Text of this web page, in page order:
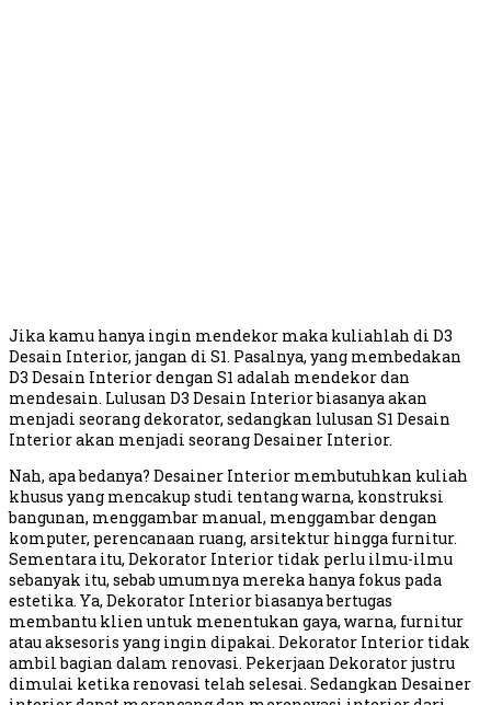
Jika kamu hanya ingin mendekor maka kuliahlah di D3
Desain Interior, jangan di S1. Pasalnya, yang membedakan
D3 Desain Interior dengan S1 adalah mendekor dan
mendesain. Lulusan D3 Desain Interior biasanya akan
menjadi seorang dekorator, sedangkan lulusan S1 Desain
Interior akan menjadi seorang Desainer Interior.
Nah, apa bedanya? Desainer Interior membutuhkan kuliah
khusus yang mencakup studi tentang warna, konstruksi
bangunan, menggambar manual, menggambar dengan
komputer, perencanaan ruang, arsitektur hingga furnitur.
Sementara itu, Dekorator Interior tidak perlu ilmu-ilmu
sebanyak itu, sebab umumnya mereka hanya fokus pada
estetika. Ya, Dekorator Interior biasanya bertugas
membantu klien untuk menentukan gaya, warna, furnitur
atau aksesoris yang ingin dipakai. Dekorator Interior tidak
ambil bagian dalam renovasi. Pekerjaan Dekorator justru
dimulai ketika renovasi telah selesai. Sedangkan Desainer